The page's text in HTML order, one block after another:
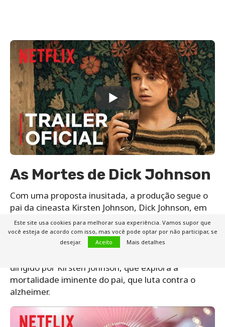
As Mortes de Dick Johnson
Com uma proposta inusitada, a produção segue o
pai da cineasta Kirsten Johnson, Dick Johnson, em
uma jornada sobre a vida e a morte no mundo.
Com bom humor, e também toques comoventes,
eles encenam a morte do pai da artista de diversas
dirigido por Kirsten Johnson, que explora a
mortalidade iminente do pai, que luta contra o
alzheimer.
Este site usa cookies para melhorar sua experiência. Vamos supor que
você esteja de acordo com isso, mas você pode optar por não participar, se
desejar.
Aceito Mais detalhes